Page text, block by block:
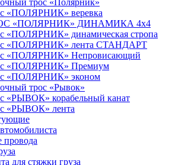
«ПОЛЯРНИК» веревка
«ПОЛЯРНИК» ДИНАМИКА 4х4
«ПОЛЯРНИК» динамическая стропа
«ПОЛЯРНИК» лента СТАНДАРТ
«ПОЛЯРНИК» Непровисающий
«ПОЛЯРНИК» Премиум
«ПОЛЯРНИК» эконом
трос «Рывок»
«РЫВОК» корабельный канат
«РЫВОК» лента
провода
для стяжки груза